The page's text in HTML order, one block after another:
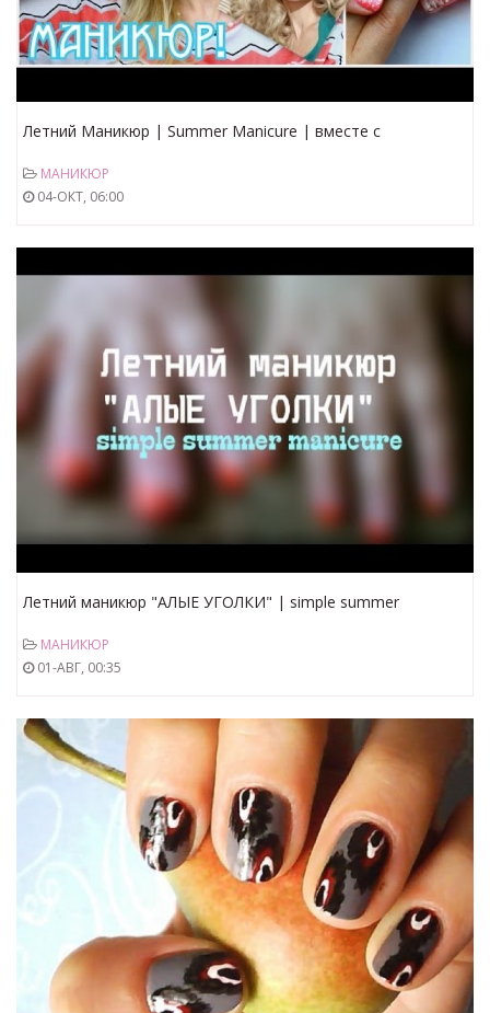
Летний Маникюр | Summer Manicure | вместе с
МАНИКЮР
04-ОКТ, 06:00
Летний маникюр "АЛЫЕ УГОЛКИ" | simple summer
МАНИКЮР
01-АВГ, 00:35